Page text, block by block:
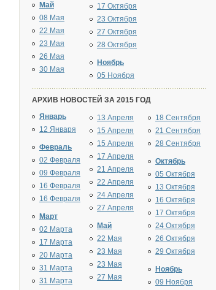
Май
08 Мая
22 Мая
23 Мая
26 Мая
30 Мая
17 Октября
23 Октября
27 Октября
28 Октября
Ноябрь
05 Ноября
АРХИВ НОВОСТЕЙ ЗА 2015 ГОД
Январь
12 Января
Февраль
02 Февраля
09 Февраля
16 Февраля
16 Февраля
Март
02 Марта
17 Марта
20 Марта
31 Марта
31 Марта
13 Апреля
15 Апреля
15 Апреля
17 Апреля
21 Апреля
22 Апреля
24 Апреля
27 Апреля
Май
22 Мая
23 Мая
23 Мая
27 Мая
18 Сентября
21 Сентября
28 Сентября
Октябрь
05 Октября
13 Октября
16 Октября
17 Октября
24 Октября
26 Октября
29 Октября
Ноябрь
09 Ноября